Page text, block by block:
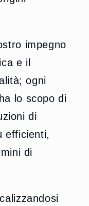
impegno
e il
ogni
lo scopo di
di
efficienti,
di